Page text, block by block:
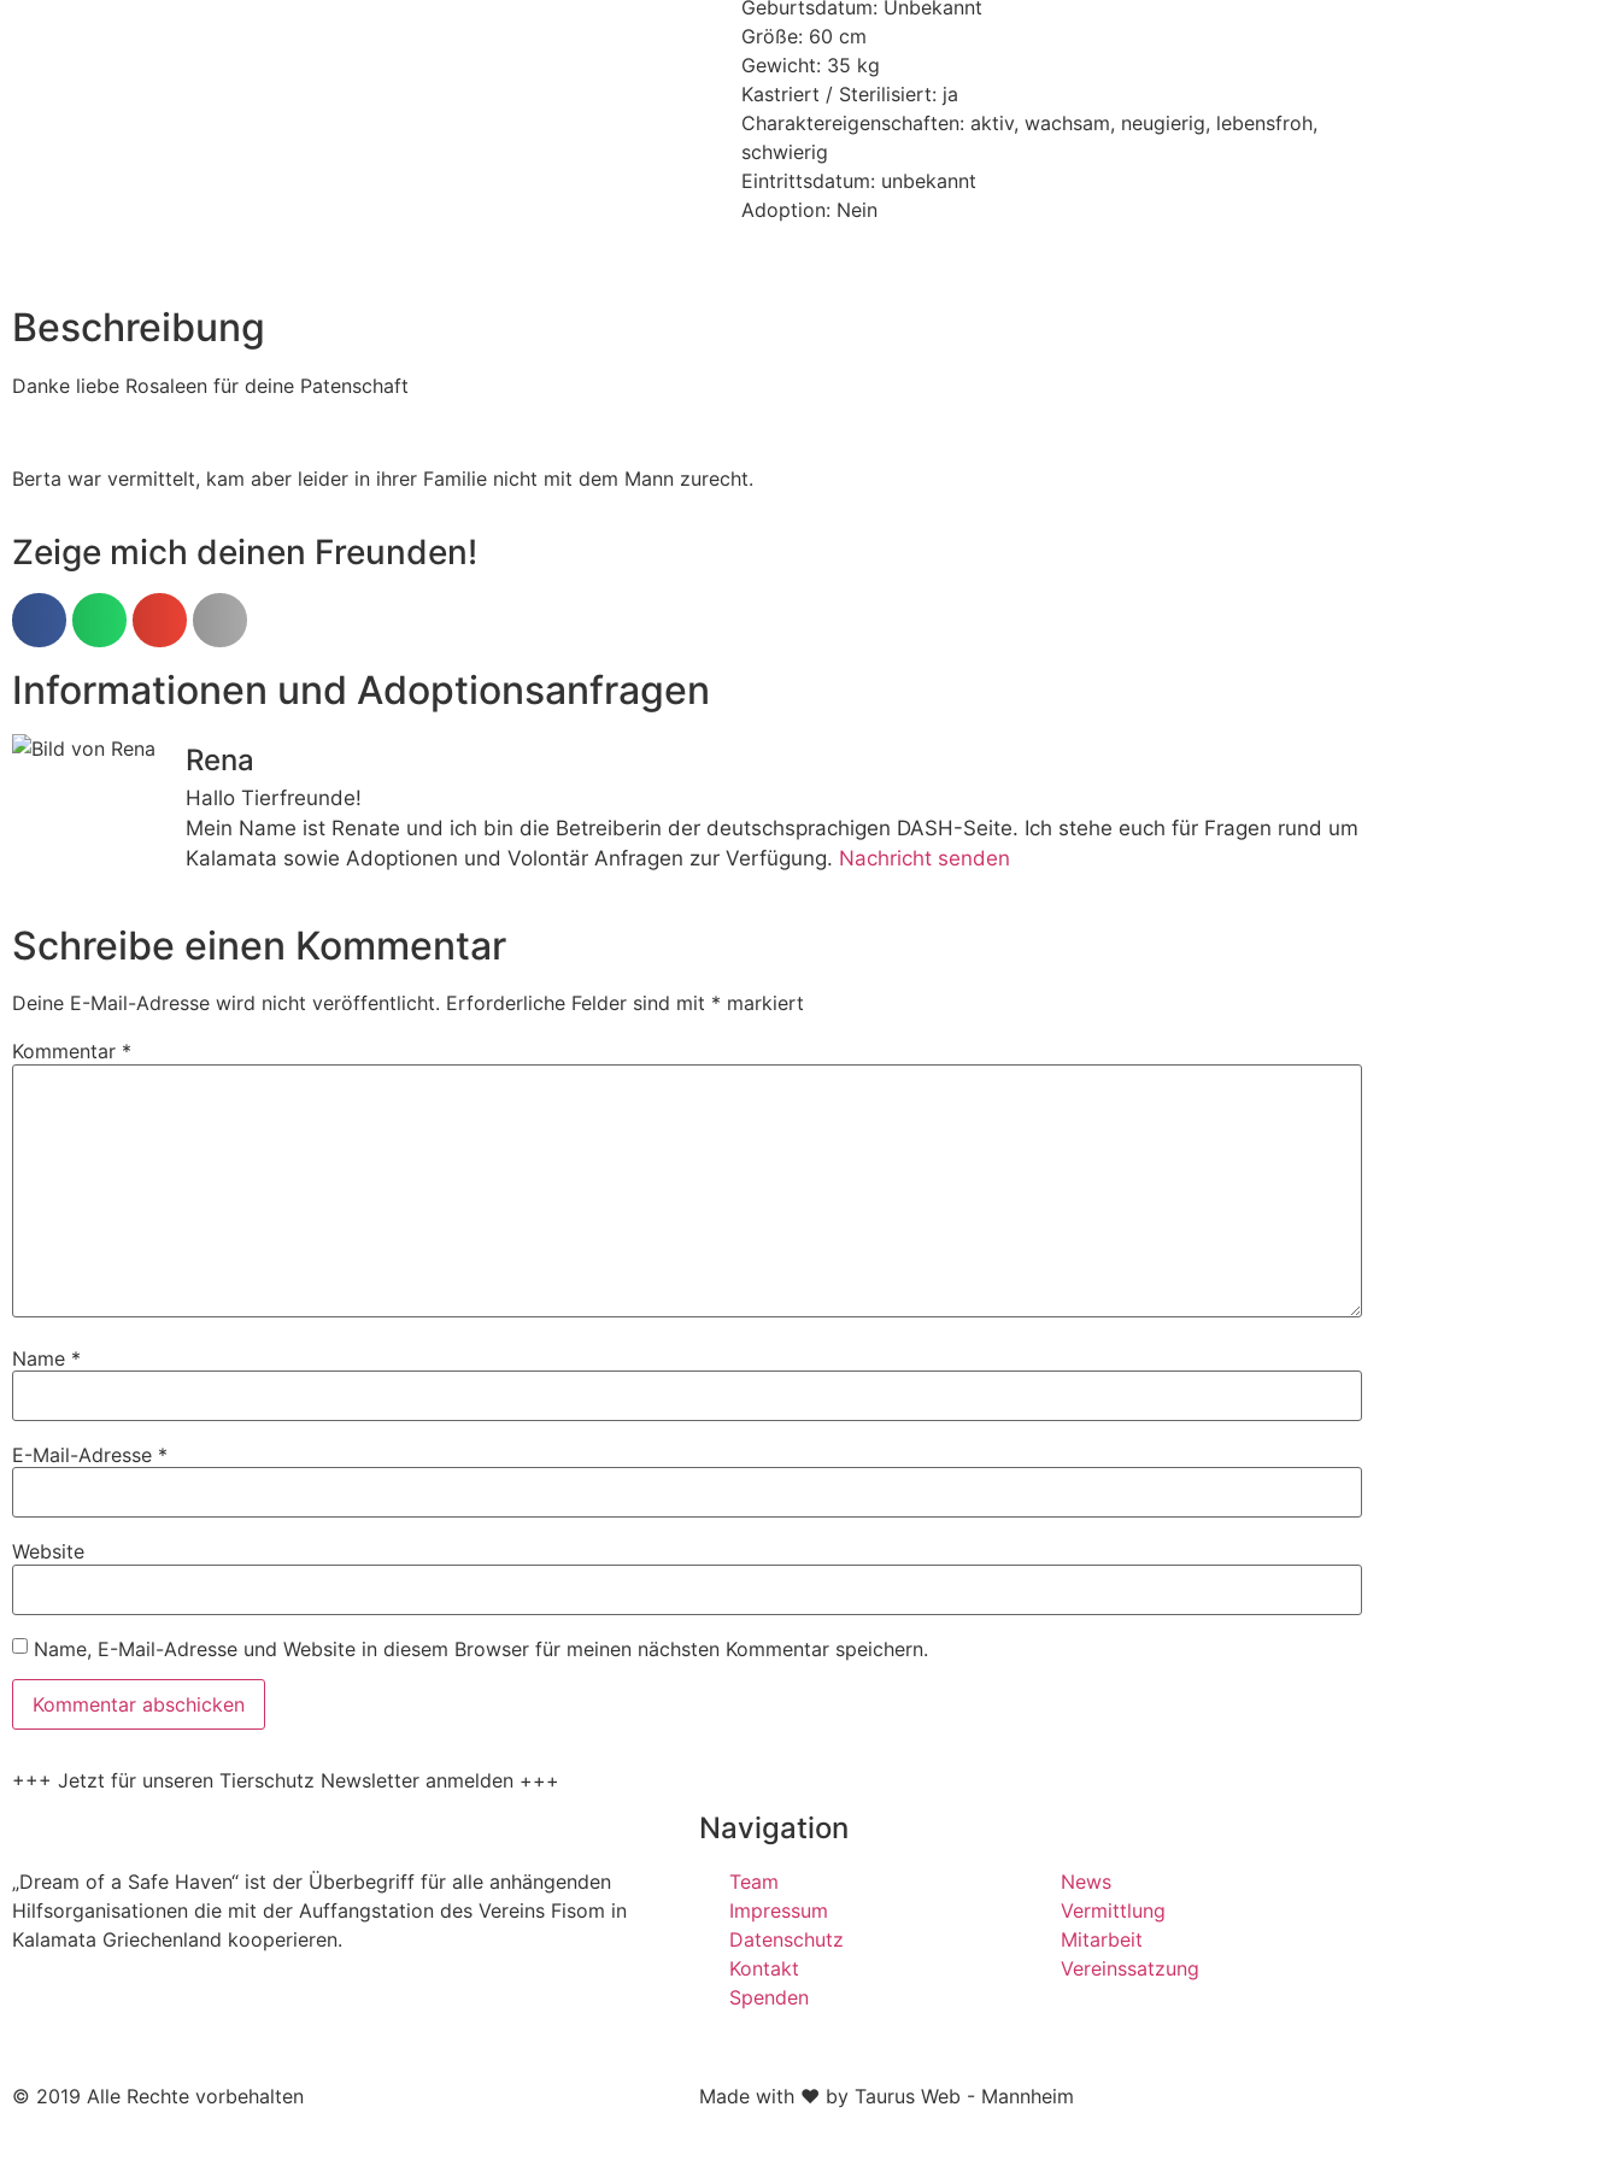
Geburtsdatum: Unbekannt
Größe: 60 cm
Gewicht: 35 kg
Kastriert / Sterilisiert: ja
Charaktereigenschaften: aktiv, wachsam, neugierig, lebensfroh,
schwierig
Eintrittsdatum: unbekannt
Adoption: Nein
Beschreibung
Danke liebe Rosaleen für deine Patenschaft
Berta war vermittelt, kam aber leider in ihrer Familie nicht mit dem Mann zurecht.
Zeige mich deinen Freunden!
Informationen und Adoptionsanfragen
Rena
Hallo Tierfreunde!
Mein Name ist Renate und ich bin die Betreiberin der deutschsprachigen DASH-Seite. Ich stehe euch für Fragen rund um
Kalamata sowie Adoptionen und Volontär Anfragen zur Verfügung. Nachricht senden
Schreibe einen Kommentar
Deine E-Mail-Adresse wird nicht veröffentlicht. Erforderliche Felder sind mit * markiert
Kommentar *
Name *
E-Mail-Adresse *
Website
Name, E-Mail-Adresse und Website in diesem Browser für meinen nächsten Kommentar speichern.
+++ Jetzt für unseren Tierschutz Newsletter anmelden +++
„Dream of a Safe Haven“ ist der Überbegriff für alle anhängenden
Hilfsorganisationen die mit der Auffangstation des Vereins Fisom in
Kalamata Griechenland kooperieren.
Navigation
Team
Impressum
Datenschutz
Kontakt
Spenden
News
Vermittlung
Mitarbeit
Vereinssatzung
© 2019 Alle Rechte vorbehalten Made with ❤ by Taurus Web - Mannheim